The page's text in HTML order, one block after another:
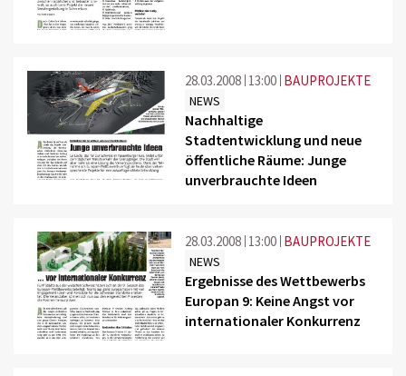
28.03.2008 13:00 BAUPROJEKTE
NEWS
Nachhaltige
Stadtentwicklung und neue
öffentliche Räume: Junge
unverbrauchte Ideen
28.03.2008 13:00 BAUPROJEKTE
NEWS
Ergebnisse des Wettbewerbs
Europan 9: Keine Angst vor
internationaler Konkurrenz